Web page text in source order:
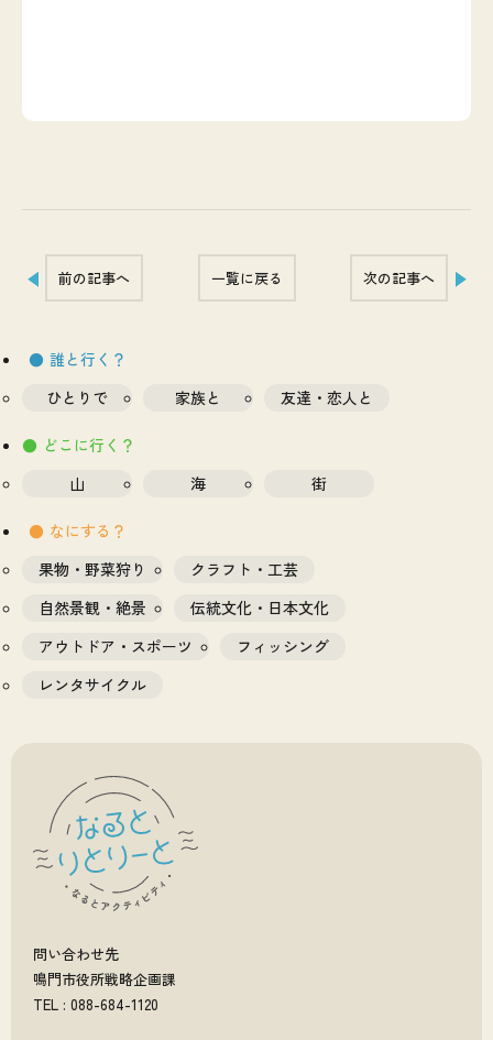
誰と行く？
ひとりで
家族と 友達・恋人と
どこに行く？
山
海 街
なにする？
果物・野菜狩り
クラフト・工芸
自然景観・絶景
伝統文化・日本文化
アウトドア・スポーツ
フィッシング
レンタサイクル
前の記事へ 一覧に戻る 次の記事へ
問い合わせ先
鳴門市役所戦略企画課
TEL : 088-684-1120